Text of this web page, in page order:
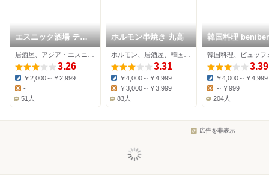
エスニック酒場 テッ
パン食堂 スワーハ天
六
3.26
Dinner:
￥2,000～￥2,999
Lunch:
-
51人
ホルモン串焼き 丸高
3.31
Dinner:
￥4,000～￥4,999
Lunch:
￥3,000～￥3,999
83人
韓国料理
森町店
韓国料理、ビュッフ
3.39
Dinner:
￥4,000～￥4,999
～￥999
204人
広告を非表示